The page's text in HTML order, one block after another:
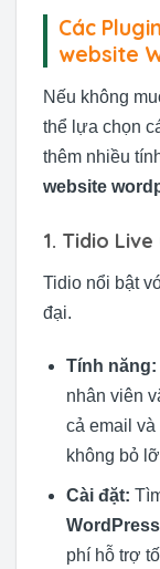
Các
website
Nếu không
thể lựa chọn
thêm nhiều
website
1. Tidio Live
Tidio nổi bật
đại.
Tính năng:
nhân viên
cả email và
không bỏ
Cài đặt:
WordPress
phí hỗ trợ